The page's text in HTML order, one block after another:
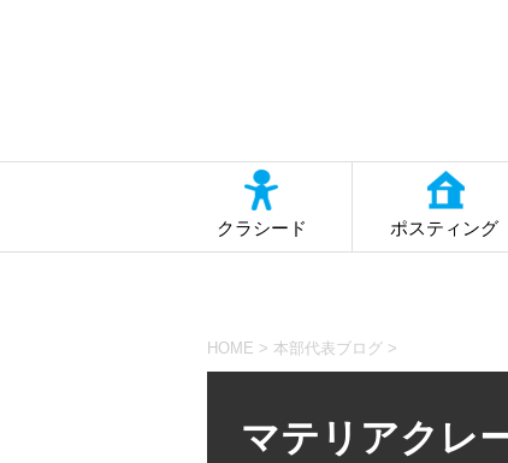
クラシード ポスティング
HOME > 本部代表ブログ >
マテリアクレ